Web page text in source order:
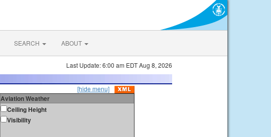
SEARCH ABOUT
Last Update: 6:00 am EDT Aug 8, 2026
[hide menu]
Aviation Weather
Ceiling Height
Visibility